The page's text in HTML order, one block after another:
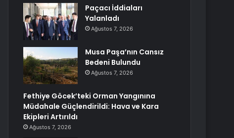
Paçacı İddiaları
Yalanladı
Ağustos 7, 2026
Musa Paşa’nın Cansız
Bedeni Bulundu
Ağustos 7, 2026
Fethiye Göcek’teki Orman Yangınına
Müdahale Güçlendirildi: Hava ve Kara
Ekipleri Artırıldı
Ağustos 7, 2026